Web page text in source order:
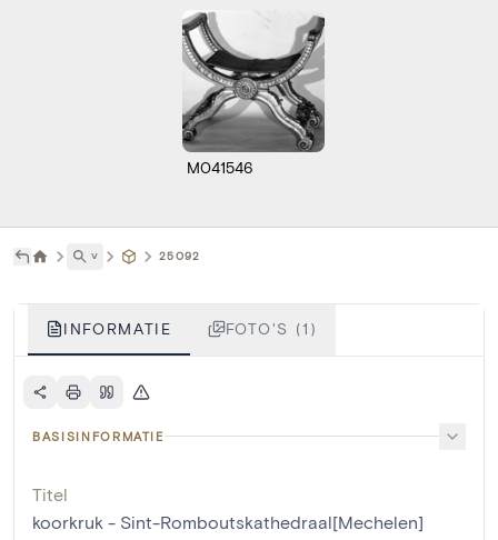
M041546
˅ 25092
INFORMATIE FOTO'S (1)
BASISINFORMATIE
Titel
koorkruk - Sint-Romboutskathedraal[Mechelen]